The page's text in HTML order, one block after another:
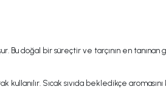
Bu doğal bir süreçtir ve tarçının en
Sıcak sıvıda bekledikçe